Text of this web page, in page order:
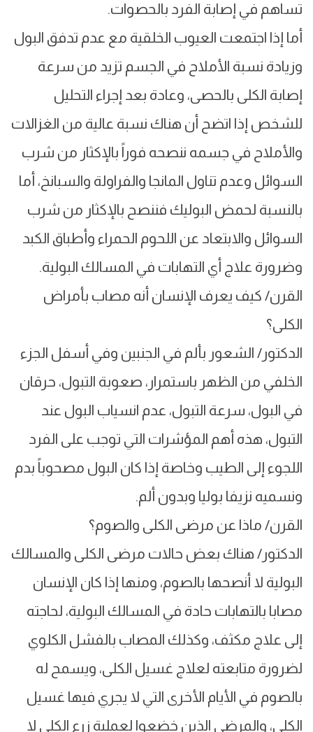
تساهم في إصابة الفرد بالحصوات.
أما إذا اجتمعت العيوب الخلقية مع عدم تدفق البول
وزيادة نسبة الأملاح في الجسم تزيد من سرعة
إصابة الكلى بالحصى، وعادة بعد إجراء التحليل
للشخص إذا اتضح أن هناك نسبة عالية من الغزالات
والأملاح في جسمه ننصحه فوراً بالإكثار من شرب
السوائل وعدم تناول المانجا والفراولة والسبانخ، أما
بالنسبة لحمض البوليك فننصح بالإكثار من شرب
السوائل والابتعاد عن اللحوم الحمراء وأطباق الكبد
وضرورة علاج أي التهابات في المسالك البولية.
القرن/ كيف يعرف الإنسان أنه مصاب بأمراض
الكلى؟
الدكتور/ الشعور بألم في الجنبين وفي أسفل الجزء
الخلفي من الظهر باستمرار، صعوبة التبول، حرقان
في البول، سرعة التبول، عدم انسياب البول عند
التبول، هذه أهم المؤشرات التي توجب على الفرد
اللجوء إلى الطيب وخاصة إذا كان البول مصحوباً بدم
ونسميه نزيفا بوليا وبدون ألم.
القرن/ ماذا عن مرضى الكلى والصوم؟
الدكتور/ هناك بعض حالات مرضى الكلى والمسالك
البولية لا أنصحها بالصوم، ومنها إذا كان الإنسان
مصابا بالتهابات حادة في المسالك البولية، لحاجته
إلى علاج مكثف، وكذلك المصاب بالفشل الكلوي
لضرورة متابعته لعلاج غسيل الكلى، ويسمح له
بالصوم في الأيام الأخرى التي لا يجري فيها غسيل
الكلى، والمرضى الذين خضعوا لعملية زرع الكلى لا